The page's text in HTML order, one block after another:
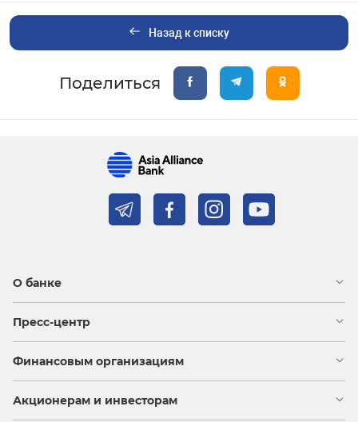
Назад к списку
Поделиться
О банке
Пресс-центр
Финансовым организациям
Акционерам и инвесторам